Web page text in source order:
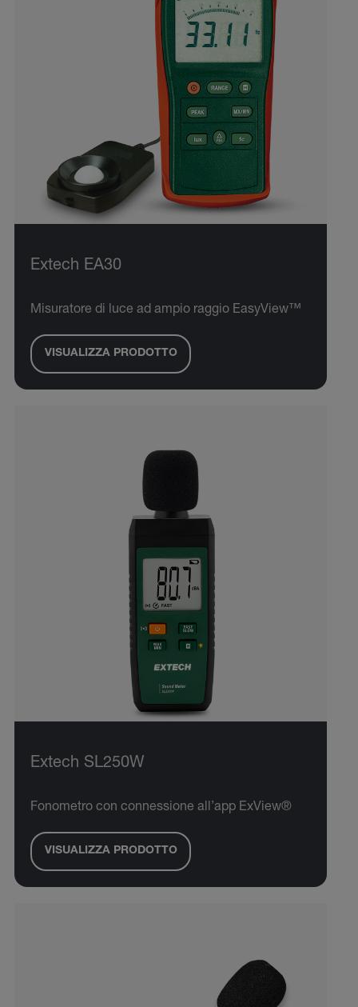
Extech EA30
Misuratore di luce ad ampio raggio EasyView™
VISUALIZZA PRODOTTO
Extech SL250W
Fonometro con connessione all’app ExView®
VISUALIZZA PRODOTTO